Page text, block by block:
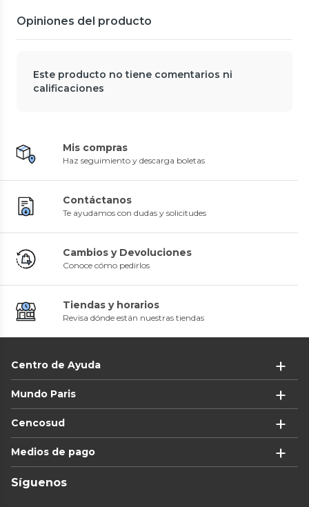
Opiniones del producto
Este producto no tiene comentarios ni
calificaciones
Mis compras
Haz seguimiento y descarga boletas
Contáctanos
Te ayudamos con dudas y solicitudes
Cambios y Devoluciones
Conoce cómo pedirlos
Tiendas y horarios
Revisa dónde están nuestras tiendas
Centro de Ayuda
Mundo Paris
Cencosud
Medios de pago
Síguenos